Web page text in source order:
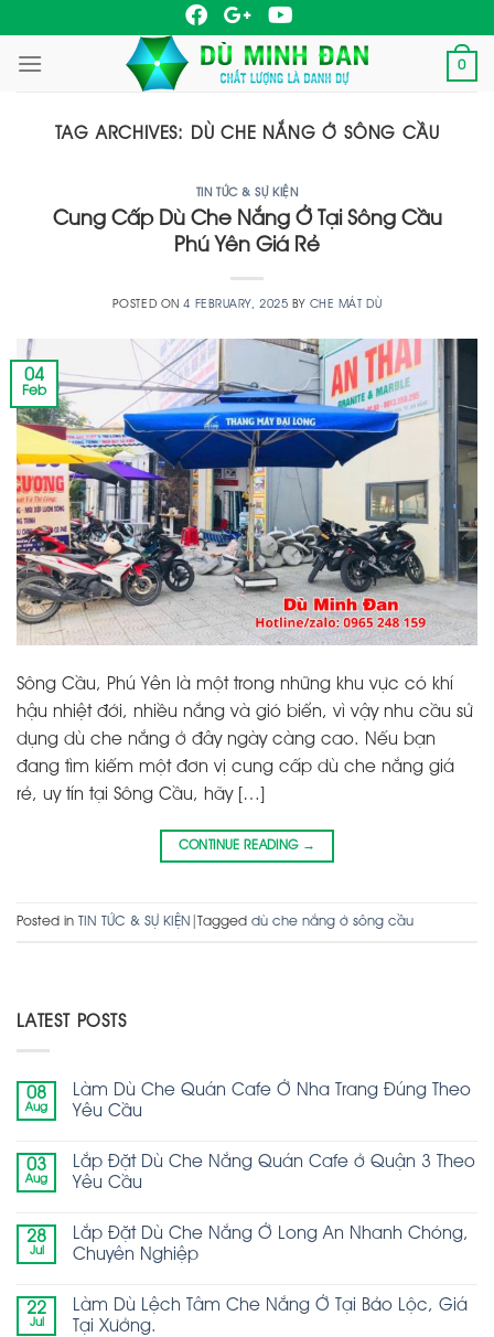
to
content
0
TAG ARCHIVES: DÙ CHE NẮNG Ở SÔNG CẦU
TIN TỨC & SỰ KIỆN
Cung Cấp Dù Che Nắng Ở Tại Sông Cầu
Phú Yên Giá Rẻ
POSTED ON4 FEBRUARY, 2025 BY CHE MÁT DÙ
04
Feb
Sông Cầu, Phú Yên là một trong những khu vực có khí
hậu nhiệt đới, nhiều nắng và gió biển, vì vậy nhu cầu sử
dụng dù che nắng ở đây ngày càng cao. Nếu bạn
đang tìm kiếm một đơn vị cung cấp dù che nắng giá
rẻ, uy tín tại Sông Cầu, hãy […]
CONTINUE READING →
Posted in TIN TỨC & SỰ KIỆN Tagged dù che nắng ở sông cầu
LATEST POSTS
08
Aug
Làm Dù Che Quán Cafe Ở Nha Trang Đúng Theo
Yêu Cầu
03
Aug
Lắp Đặt Dù Che Nắng Quán Cafe ở Quận 3 Theo
Yêu Cầu
28
Jul
Lắp Đặt Dù Che Nắng Ở Long An Nhanh Chóng,
Chuyên Nghiệp
22
Jul
Làm Dù Lệch Tâm Che Nắng Ở Tại Bảo Lộc, Giá
Tại Xưởng.